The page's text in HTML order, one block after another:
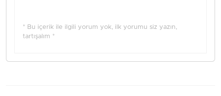
* Bu içerik ile ilgili yorum yok, ilk yorumu siz yazın,
tartışalım *